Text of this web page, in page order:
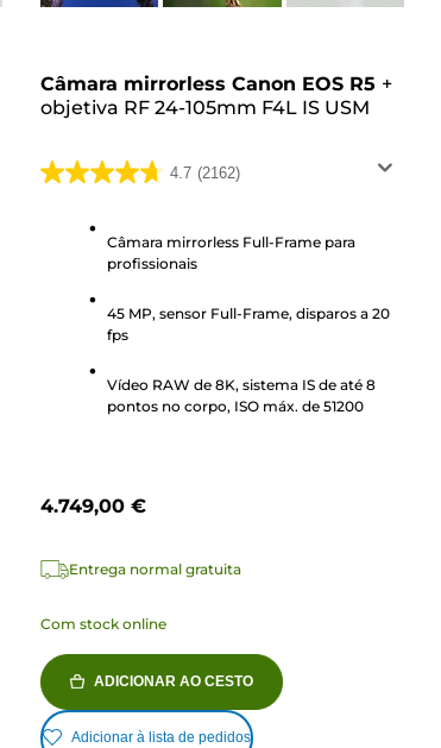
Câmara mirrorless Canon EOS R5 +
objetiva RF 24-105mm F4L IS USM
4.7 (2162)
4.7
estrelas.
análises
Câmara mirrorless Full-Frame para
profissionais
45 MP, sensor Full-Frame, disparos a 20
fps
Vídeo RAW de 8K, sistema IS de até 8
pontos no corpo, ISO máx. de 51200
4.749,00 €
Entrega normal gratuita
Com stock online
ADICIONAR AO CESTO
Adicionar à lista de pedidos